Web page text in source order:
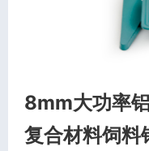
8mm大功率
复合材料饲料